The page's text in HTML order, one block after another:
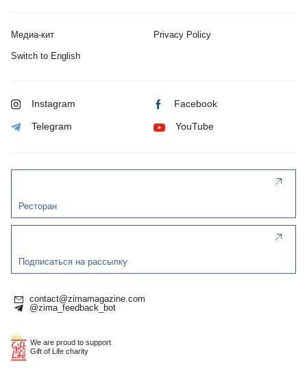
Медиа-кит Privacy Policy
Switch to English
Instagram Facebook
Telegram YouTube
Ресторан
Подписаться на рассылку
contact@zimamagazine.com
@zima_feedback_bot
We are proud to support
Gift of Life charity